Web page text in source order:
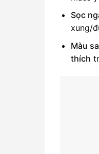
Sọc
xung/
Màu
thích